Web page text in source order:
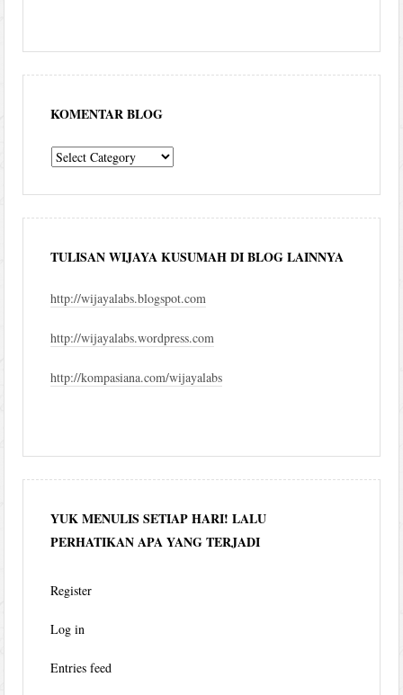
KOMENTAR BLOG
komentar
TULISAN WIJAYA KUSUMAH DI BLOG LAINNYA
http://wijayalabs.blogspot.com
http://wijayalabs.wordpress.com
http://kompasiana.com/wijayalabs
YUK MENULIS SETIAP HARI! LALU
PERHATIKAN APA YANG TERJADI
Register
Log in
Entries feed